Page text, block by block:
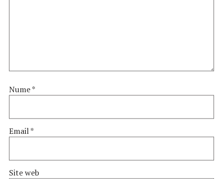
Nume*
Email*
Site web